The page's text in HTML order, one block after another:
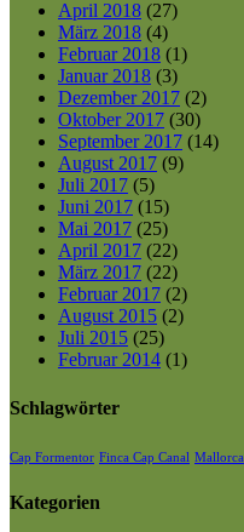
April 2018 (27)
März 2018 (4)
Februar 2018 (1)
Januar 2018 (3)
Dezember 2017 (2)
Oktober 2017 (30)
September 2017 (14)
August 2017 (9)
Juli 2017 (5)
Juni 2017 (15)
Mai 2017 (25)
April 2017 (22)
März 2017 (22)
Februar 2017 (2)
August 2015 (2)
Juli 2015 (25)
Februar 2014 (1)
Schlagwörter
Cap Formentor Finca Cap Canal Mallorca
Kategorien